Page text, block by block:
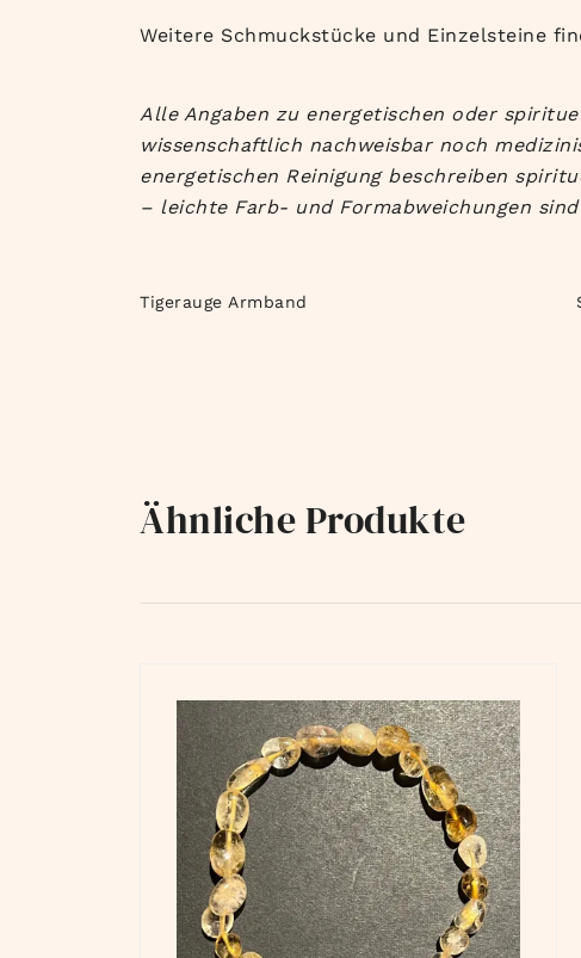
Weitere Schmuckstücke und Einzelsteine
Alle Angaben zu energetischen oder
wissenschaftlich nachweisbar noch
energetischen Reinigung beschreiben
– leichte Farb- und Formabweichungen
Tigerauge Armband
Ähnliche Produkte